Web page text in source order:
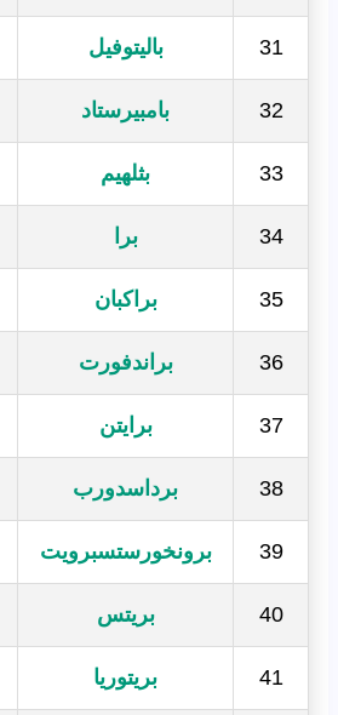
31 باليتوفيل
32 بامبيرستاد
33 بثلهيم
34 برا
35 براكبان
36 براندفورت
37 برايتن
38 برداسدورب
39 برونخورستسبرويت
40 بريتس
41 بريتوريا